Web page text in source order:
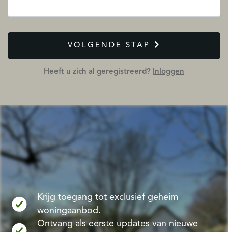
VOLGENDE STAP
Heeft u zich al geregistreerd? Inloggen
Krijg toegang tot exclusief geheim
woningaanbod.
Ontvang als eerste updates van nieuwe